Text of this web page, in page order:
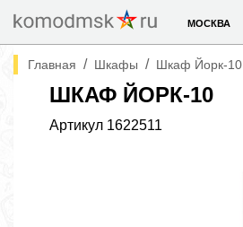
МОСКВА
Главная / Шкафы / Шкаф Йорк-10
ШКАФ ЙОРК-10
Артикул 1622511